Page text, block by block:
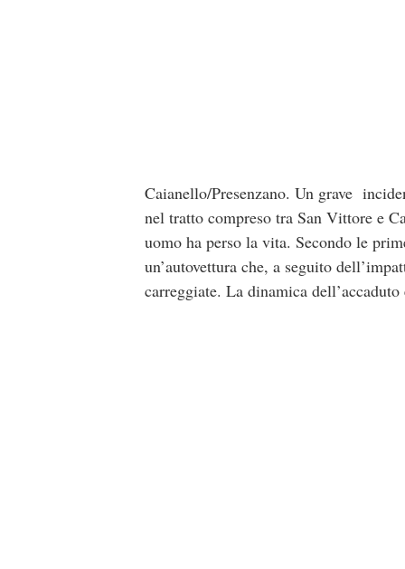
Caianello/Presenzano. Un grave
nel tratto compreso tra San Vittore e
uomo ha perso la vita. Secondo le
un’autovettura che, a seguito
carreggiate. La dinamica